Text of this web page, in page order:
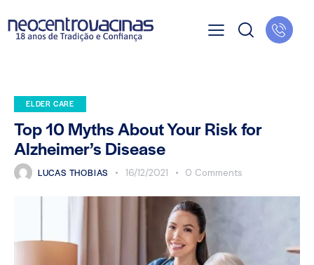
ELDER CARE
Top 10 Myths About Your Risk for
Alzheimer’s Disease
LUCAS THOBIAS 16/12/2021 0 Comments